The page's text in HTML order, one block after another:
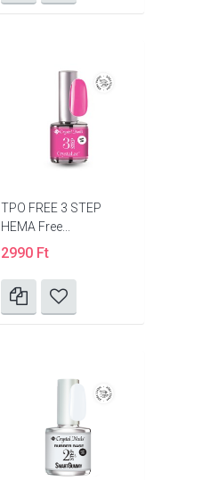
TPO FREE 3 STEP
HEMA Free...
2990 Ft